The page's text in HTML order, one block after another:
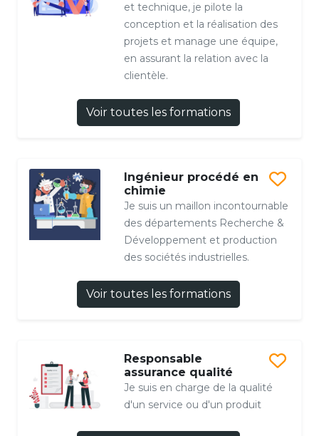
et technique, je pilote la
conception et la réalisation des
projets et manage une équipe,
en assurant la relation avec la
clientèle.
Voir toutes les formations
Ingénieur procédé en
chimie
Je suis un maillon incontournable
des départements Recherche &
Développement et production
des sociétés industrielles.
Voir toutes les formations
Responsable
assurance qualité
Je suis en charge de la qualité
d'un service ou d'un produit